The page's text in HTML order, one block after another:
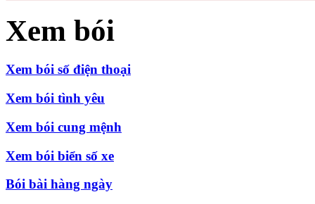
Xem bói
Xem bói số điện thoại
Xem bói tình yêu
Xem bói cung mệnh
Xem bói biển số xe
Bói bài hàng ngày